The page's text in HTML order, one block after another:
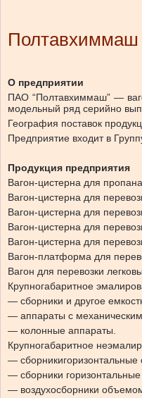
Полтавхиммаш
О предприятии
ПАО “Полтавхиммаш” —
модельный ряд серийно
География поставок
Предприятие входит в
Продукция предприятия
Вагон-цистерна для
Вагон-цистерна для
Вагон-цистерна для
Вагон-цистерна для
Вагон-цистерна для
Вагон-платформа для
Вагон для перевозки
Крупногабаритное
— сборники и другое
— аппараты с
— колонные аппараты.
Крупногабаритное
—
— сборники
— воздухосборники